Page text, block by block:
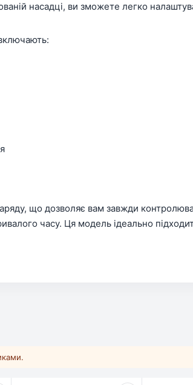
насадці, ви зможете легко
що дозволяє вам завжди
часу. Ця модель ідеально